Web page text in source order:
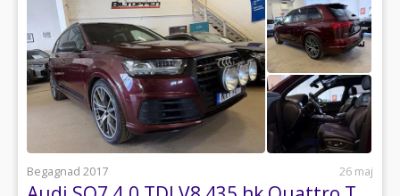
Begagnad 2017 26 maj